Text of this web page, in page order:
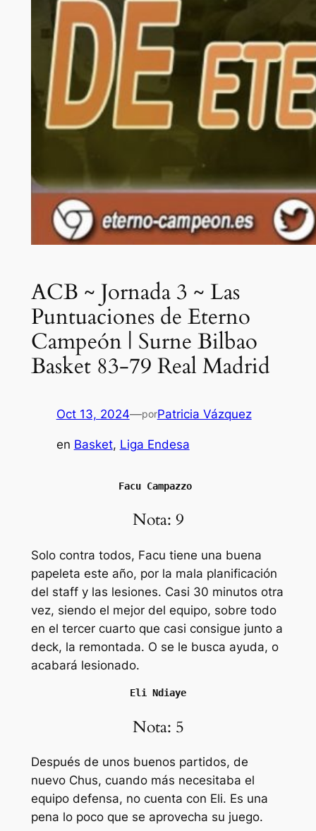
ACB ~ Jornada 3 ~ Las
Puntuaciones de Eterno
Campeón | Surne Bilbao
Basket 83-79 Real Madrid
Oct 13, 2024—porPatricia Vázquez
en Basket, Liga Endesa
Facu Campazzo
Nota: 9
Solo contra todos, Facu tiene una buena
papeleta este año, por la mala planificación
del staff y las lesiones. Casi 30 minutos otra
vez, siendo el mejor del equipo, sobre todo
en el tercer cuarto que casi consigue junto a
deck, la remontada. O se le busca ayuda, o
acabará lesionado.
Eli Ndiaye
Nota: 5
Después de unos buenos partidos, de
nuevo Chus, cuando más necesitaba el
equipo defensa, no cuenta con Eli. Es una
pena lo poco que se aprovecha su juego.